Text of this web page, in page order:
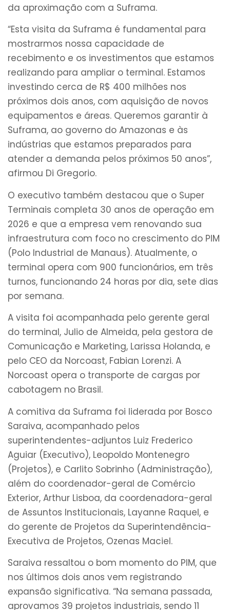
da aproximação com a Suframa.
“Esta visita da Suframa é fundamental para
mostrarmos nossa capacidade de
recebimento e os investimentos que estamos
realizando para ampliar o terminal. Estamos
investindo cerca de R$ 400 milhões nos
próximos dois anos, com aquisição de novos
equipamentos e áreas. Queremos garantir à
Suframa, ao governo do Amazonas e às
indústrias que estamos preparados para
atender a demanda pelos próximos 50 anos”,
afirmou Di Gregorio.
O executivo também destacou que o Super
Terminais completa 30 anos de operação em
2026 e que a empresa vem renovando sua
infraestrutura com foco no crescimento do PIM
(Polo Industrial de Manaus). Atualmente, o
terminal opera com 900 funcionários, em três
turnos, funcionando 24 horas por dia, sete dias
por semana.
A visita foi acompanhada pelo gerente geral
do terminal, Julio de Almeida, pela gestora de
Comunicação e Marketing, Larissa Holanda, e
pelo CEO da Norcoast, Fabian Lorenzi. A
Norcoast opera o transporte de cargas por
cabotagem no Brasil.
A comitiva da Suframa foi liderada por Bosco
Saraiva, acompanhado pelos
superintendentes-adjuntos Luiz Frederico
Aguiar (Executivo), Leopoldo Montenegro
(Projetos), e Carlito Sobrinho (Administração),
além do coordenador-geral de Comércio
Exterior, Arthur Lisboa, da coordenadora-geral
de Assuntos Institucionais, Layanne Raquel, e
do gerente de Projetos da Superintendência-
Executiva de Projetos, Ozenas Maciel.
Saraiva ressaltou o bom momento do PIM, que
nos últimos dois anos vem registrando
expansão significativa. “Na semana passada,
aprovamos 39 projetos industriais, sendo 11